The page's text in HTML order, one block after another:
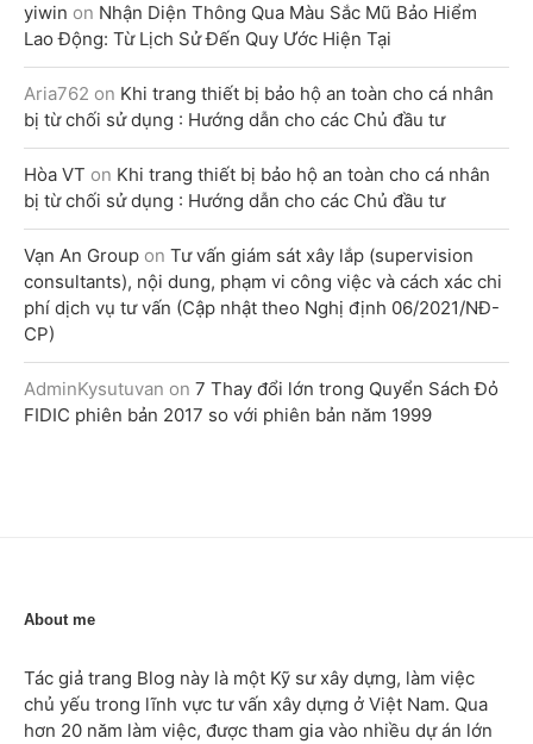
yiwin on Nhận Diện Thông Qua Màu Sắc Mũ Bảo Hiểm
Lao Động: Từ Lịch Sử Đến Quy Ước Hiện Tại
Aria762 on Khi trang thiết bị bảo hộ an toàn cho cá nhân
bị từ chối sử dụng : Hướng dẫn cho các Chủ đầu tư
Hòa VT on Khi trang thiết bị bảo hộ an toàn cho cá nhân
bị từ chối sử dụng : Hướng dẫn cho các Chủ đầu tư
Vạn An Group on Tư vấn giám sát xây lắp (supervision
consultants), nội dung, phạm vi công việc và cách xác chi
phí dịch vụ tư vấn (Cập nhật theo Nghị định 06/2021/NĐ-
CP)
AdminKysutuvan on 7 Thay đổi lớn trong Quyển Sách Đỏ
FIDIC phiên bản 2017 so với phiên bản năm 1999
About me
Tác giả trang Blog này là một Kỹ sư xây dựng, làm việc
chủ yếu trong lĩnh vực tư vấn xây dựng ở Việt Nam. Qua
hơn 20 năm làm việc, được tham gia vào nhiều dự án lớn